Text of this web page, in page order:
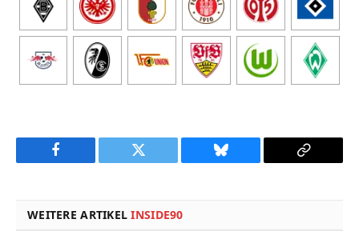
Facebook Twitter Bluesky
Copy
WEITERE ARTIKELINSIDE90